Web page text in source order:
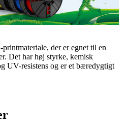
der er egnet til en
Det har høj styrke, kemisk
UV-resistens og er et bæredygtigt